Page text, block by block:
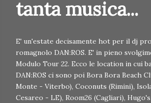
tanta musica...
E' un'estate decisamente hot per il dj
romagnolo DAN:ROS. E' in pieno
Modulo Tour 22. Ecco le location in cui
DAN:ROS ci sono poi Bora Bora Beach
Monte - Viterbo), Coconuts (Rimini),
Cesareo - LE), Room26 (Cagliari),